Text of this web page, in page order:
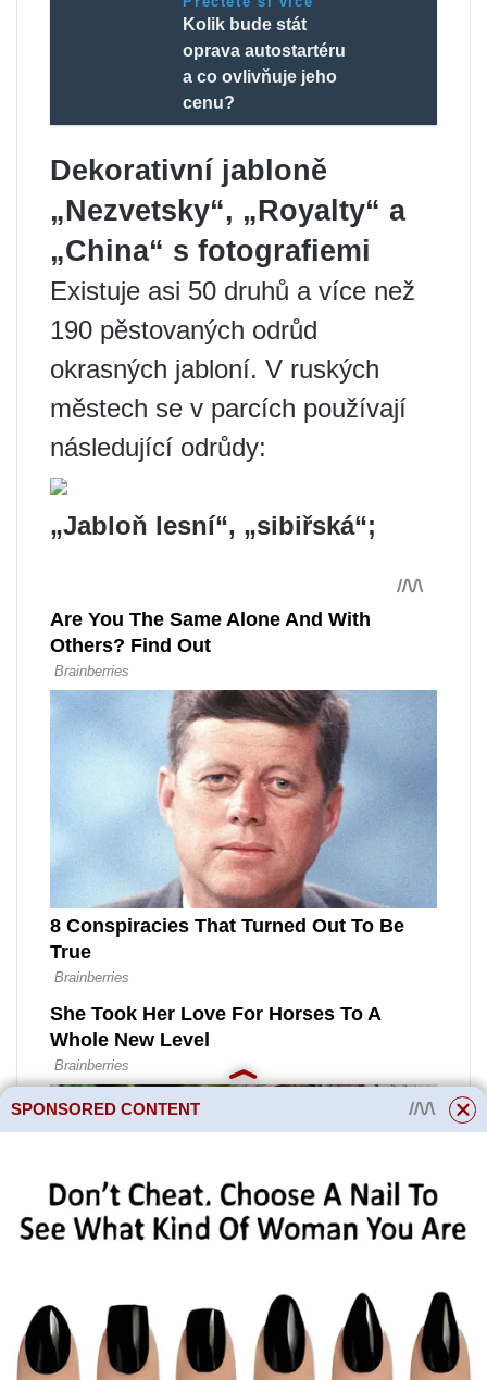
Kolik bude stát
oprava autostartéru
a co ovlivňuje jeho
cenu?
Dekorativní jabloně
„Nezvetsky“, „Royalty“ a
„China“ s fotografiemi
Existuje asi 50 druhů a více než
190 pěstovaných odrůd
okrasných jabloní. V ruských
městech se v parcích používají
následující odrůdy:
„Jabloň lesní“, „sibiřská“;
SPONSORED CONTENT